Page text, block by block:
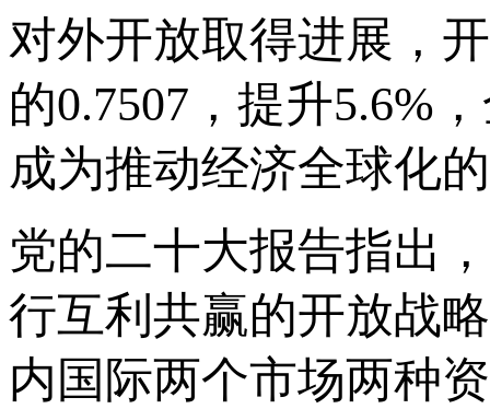
对外开放取得进展，
的0.7507，提升5.6%
成为推动经济全球化
党的二十大报告指出
行互利共赢的开放战
内国际两个市场两种